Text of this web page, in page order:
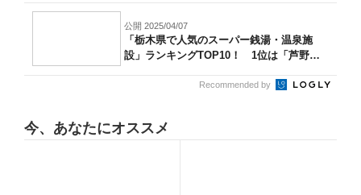
公開 2025/04/07
「栃木県で人気のスーパー銭湯・温泉施
設」ランキングTOP10！ 1位は「芦野温
Recommended by
今、あなたにオススメ